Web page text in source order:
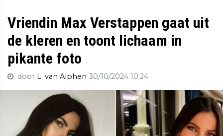
Vriendin Max Verstappen gaat uit
de kleren en toont lichaam in
pikante foto
door L. van Alphen 30/10/2024 10:24